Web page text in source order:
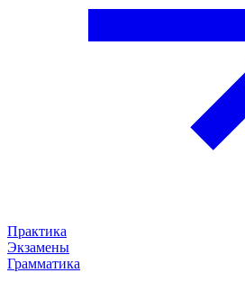
Практика
Экзамены
Грамматика